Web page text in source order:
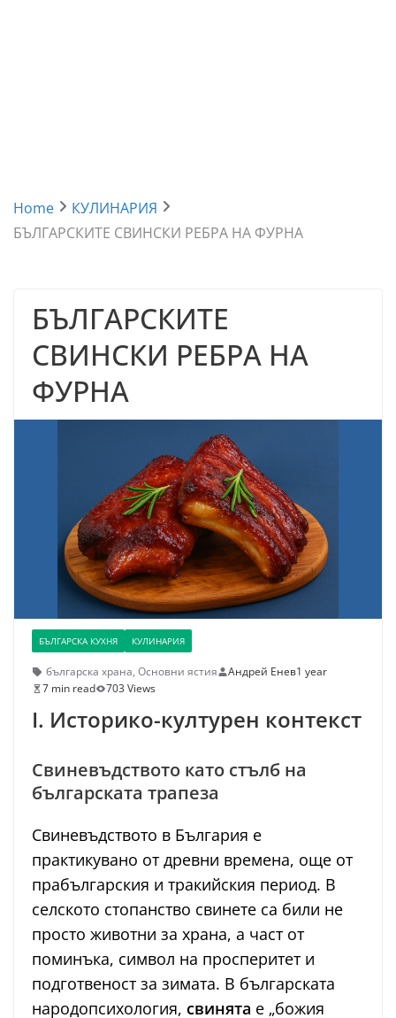
Home
КУЛИНАРИЯ
БЪЛГАРСКИТЕ СВИНСКИ РЕБРА НА ФУРНА
БЪЛГАРСКИТЕ
СВИНСКИ РЕБРА НА
ФУРНА
БЪЛГАРСКА КУХНЯ КУЛИНАРИЯ
българска храна, Основни ястия Андрей Енев1 year
7 min read
703 Views
I. Историко-културен контекст
Свиневъдството като стълб на
българската трапеза
Свиневъдството в България е
практикувано от древни времена, още от
прабългарския и тракийския период. В
селското стопанство свинете са били не
просто животни за храна, а част от
поминъка, символ на просперитет и
подготвеност за зимата. В българската
народопсихология, свинята е „божия